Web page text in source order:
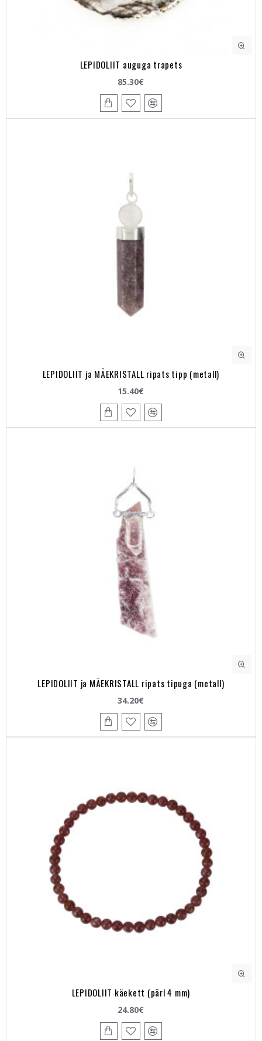
LEPIDOLIIT auguga trapets
85.30€
LEPIDOLIIT ja MÄEKRISTALL ripats tipp (metall)
15.40€
LEPIDOLIIT ja MÄEKRISTALL ripats tipuga (metall)
34.20€
LEPIDOLIIT käekett (pärl 4 mm)
24.80€